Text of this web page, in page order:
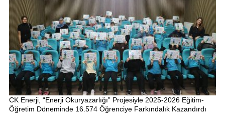
CK Enerji, “Enerji Okuryazarlığı” Projesiyle 2025-2026 Eğitim-
Öğretim Döneminde 16.574 Öğrenciye Farkındalık Kazandırdı